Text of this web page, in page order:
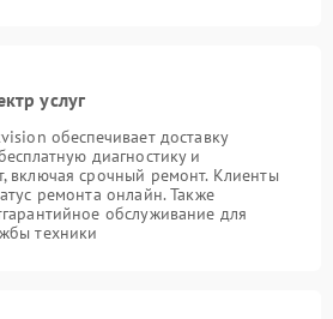
услуг
обеспечивает доставку
диагностику и
включая срочный ремонт. Клиенты
ремонта онлайн. Также
обслуживание для
техники